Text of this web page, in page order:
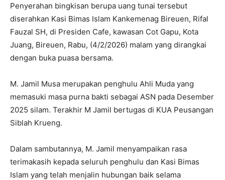
Penyerahan bingkisan berupa uang tunai tersebut
diserahkan Kasi Bimas Islam Kankemenag Bireuen, Rifal
Fauzal SH, di Presiden Cafe, kawasan Cot Gapu, Kota
Juang, Bireuen, Rabu, (4/2/2026) malam yang dirangkai
dengan buka puasa bersama.
M. Jamil Musa merupakan penghulu Ahli Muda yang
memasuki masa purna bakti sebagai ASN pada Desember
2025 silam. Terakhir M Jamil bertugas di KUA Peusangan
Siblah Krueng.
Dalam sambutannya, M. Jamil menyampaikan rasa
terimakasih kepada seluruh penghulu dan Kasi Bimas
Islam yang telah menjalin hubungan baik selama